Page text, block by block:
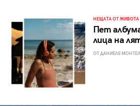
НЕЩАТА ОТ ЖИВОТА
Пет
лица на
ОТ ДАНИЕЛЕ